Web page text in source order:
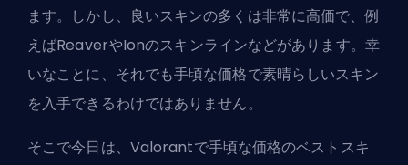
ます。しかし、良いスキンの多くは非常に高価で、例
えばReaverやIonのスキンラインなどがあります。幸
いなことに、それでも手頃な価格で素晴らしいスキン
を入手できるわけではありません。
そこで今日は、Valorantで手頃な価格のベストスキ